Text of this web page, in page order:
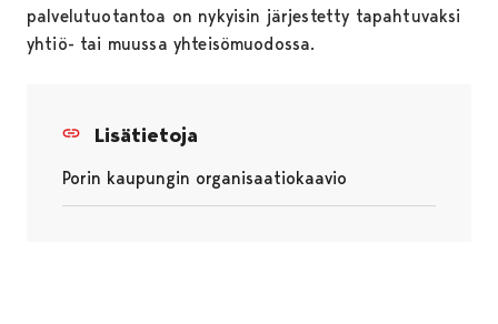
palvelutuotantoa on nykyisin järjestetty tapahtuvaksi
yhtiö- tai muussa yhteisömuodossa.
Lisätietoja
Porin kaupungin organisaatiokaavio
Avautuu uudessa välilehdessä